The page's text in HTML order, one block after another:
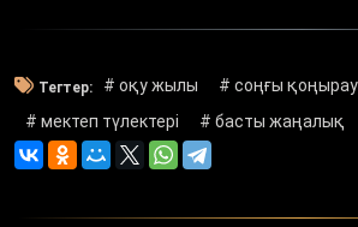
Тегтер: # оқу жылы
# соңғы қоңырау
# мектеп түлектері
# басты жаңалық